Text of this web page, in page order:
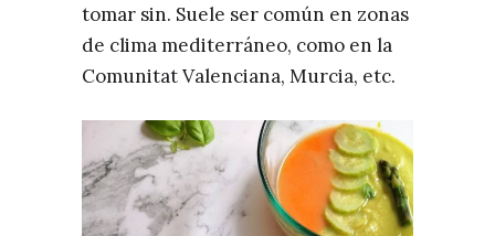
tomar sin.⁣⁣ Suele ser común en zonas
de clima mediterráneo, como en la
Comunitat Valenciana, Murcia, etc.⁣⁣